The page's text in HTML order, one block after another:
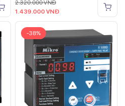
2.320.000VNĐ
1.439.000 VNĐ
-38%